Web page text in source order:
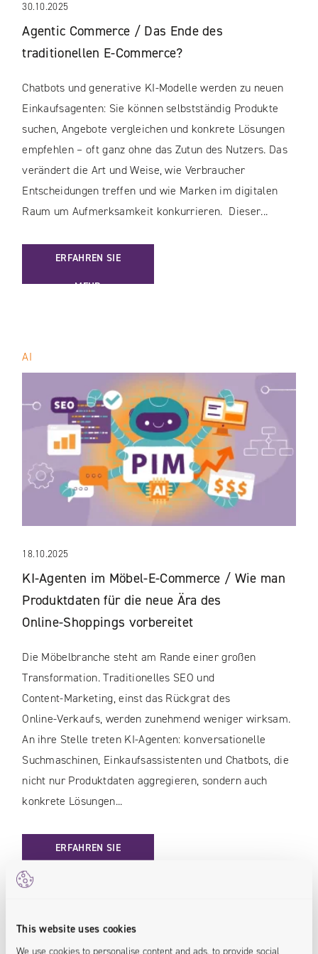
This website uses cookies
30.10.2025
Agentic Commerce / Das Ende des
traditionellen E-Commerce?
Chatbots und generative KI-Modelle werden zu neuen
Einkaufsagenten: Sie können selbstständig Produkte
suchen, Angebote vergleichen und konkrete Lösungen
empfehlen – oft ganz ohne das Zutun des Nutzers. Das
verändert die Art und Weise, wie Verbraucher
Entscheidungen treffen und wie Marken im digitalen
Raum um Aufmerksamkeit konkurrieren. Dieser...
ERFAHREN SIE
MEHR
: AGENTIC COMMERCE / DAS ENDE DES TRADITIONELLEN
18.10.2025
KI‑Agenten im Möbel‑E‑Commerce / Wie man
Produktdaten für die neue Ära des
Online‑Shoppings vorbereitet
AI
Die Möbelbranche steht am Rande einer großen
Transformation. Traditionelles SEO und
Content‑Marketing, einst das Rückgrat des
Online‑Verkaufs, werden zunehmend weniger wirksam.
An ihre Stelle treten KI‑Agenten: konversationelle
Suchmaschinen, Einkaufsassistenten und Chatbots, die
nicht nur Produktdaten aggregieren, sondern auch
konkrete Lösungen...
ERFAHREN SIE
: KI‑AGENTEN IM MÖBEL‑E‑COMMERCE / WIE MAN
AI